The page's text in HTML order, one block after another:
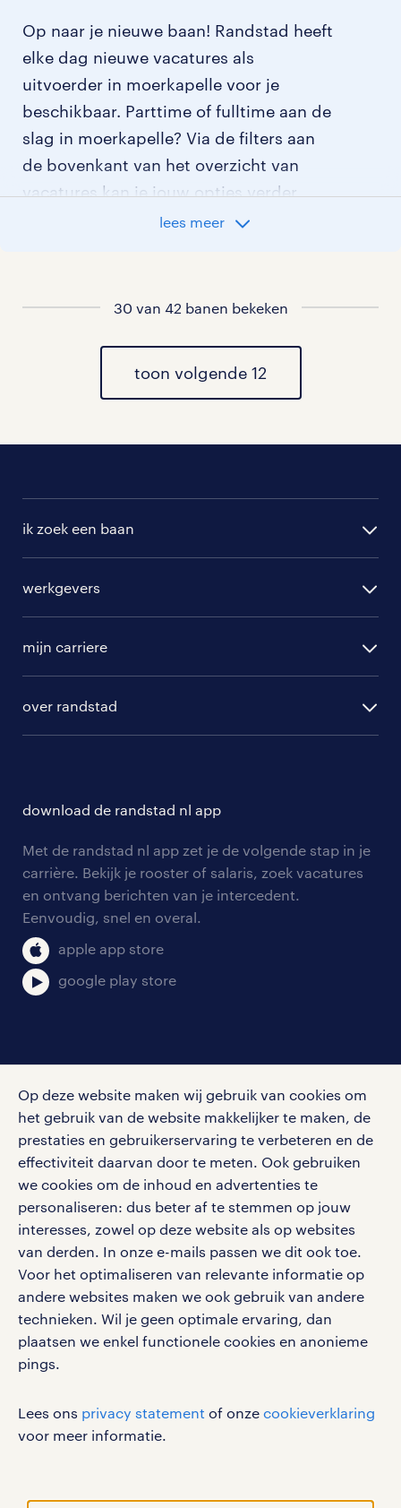
Op deze website maken wij gebruik van cookies om
het gebruik van de website makkelijker te maken, de
prestaties en gebruikerservaring te verbeteren en de
effectiviteit daarvan door te meten. Ook gebruiken
we cookies om de inhoud en advertenties te
personaliseren: dus beter af te stemmen op jouw
interesses, zowel op deze website als op websites
van derden. In onze e-mails passen we dit ook toe.
Voor het optimaliseren van relevante informatie op
andere websites maken we ook gebruik van andere
technieken. Wil je geen optimale ervaring, dan
plaatsen we enkel functionele cookies en anonieme
pings.
Lees ons privacy statement of onze cookieverklaring
voor meer informatie.
Op naar je nieuwe baan! Randstad heeft
elke dag nieuwe vacatures als
uitvoerder in moerkapelle voor je
beschikbaar. Parttime of fulltime aan de
slag in moerkapelle? Via de filters aan
de bovenkant van het overzicht van
vacatures kan je jouw opties verder
alle vacatures in moerkapelleof hier
al onze uitvoerder vacatures.
lees meer
30 van 42 banen bekeken
toon volgende 12
ik zoek een baan
randstad professional
randstad digital
werkgevers
hr-diensten
branches
tarieven
personeel gezocht
aanmelden nieuwsbrief
mijn carriere
blogs en artikelen
salarischecker
bruto-netto calculator
over randstad
onze vestigingen
pers
klachten en misstanden
download de randstad nl app
Met de randstad nl app zet je de volgende stap in je
carrière. Bekijk je rooster of salaris, zoek vacatures
en ontvang berichten van je intercedent.
Eenvoudig, snel en overal.
apple app store
google play store
Volg ons voor de leukste content omtrent
vacatures, solliciteren en inspiratie.
werken bij randstad
gebruikersvoorwaarden
privacystatement
cookies
disclaimer
sitemap
RANDSTAD, HUMAN FORWARD en SHAPING THE
WORLD OF WORK zijn geregistreerde